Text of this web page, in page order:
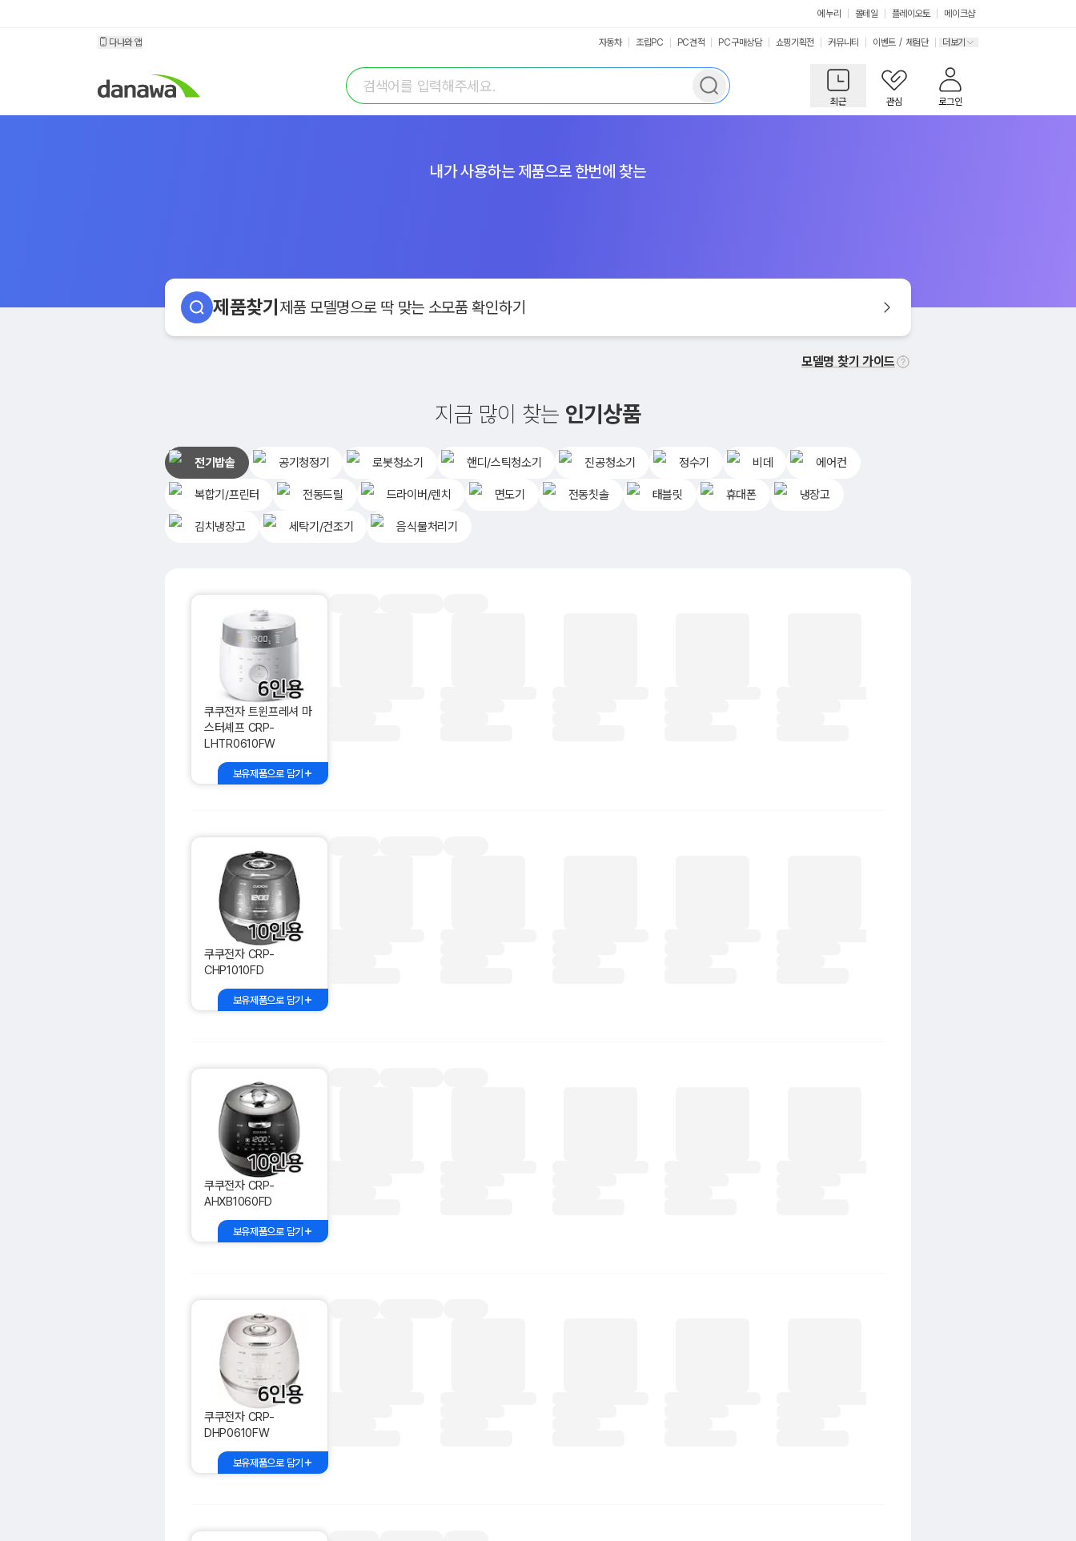
에누리 몰테일 플레이오토 메이크샵
다나와 앱 자동차 조립PC PC견적 PC구매상담 쇼핑기획전 커뮤니티 이벤트 / 체험단 더보기
검색어 입력
최근 관심 로그인
내가 사용하는 제품으로 한번에 찾는
제품찾기 제품 모델명으로 딱 맞는 소모품 확인하기
모델명 찾기 가이드
지금 많이 찾는 인기상품
전기밥솥 공기청정기 로봇청소기 핸디/스틱청소기 진공청소기 정수기 비데 에어컨
복합기/프린터 전동드릴 드라이버/렌치 면도기 전동칫솔 태블릿 휴대폰 냉장고
김치냉장고 세탁기/건조기 음식물처리기
쿠쿠전자 트윈프레셔 마
스터셰프 CRP-
LHTR0610FW
보유제품으로 담기
쿠쿠전자 CRP-
CHP1010FD
보유제품으로 담기
쿠쿠전자 CRP-
AHXB1060FD
보유제품으로 담기
쿠쿠전자 CRP-
DHP0610FW
보유제품으로 담기